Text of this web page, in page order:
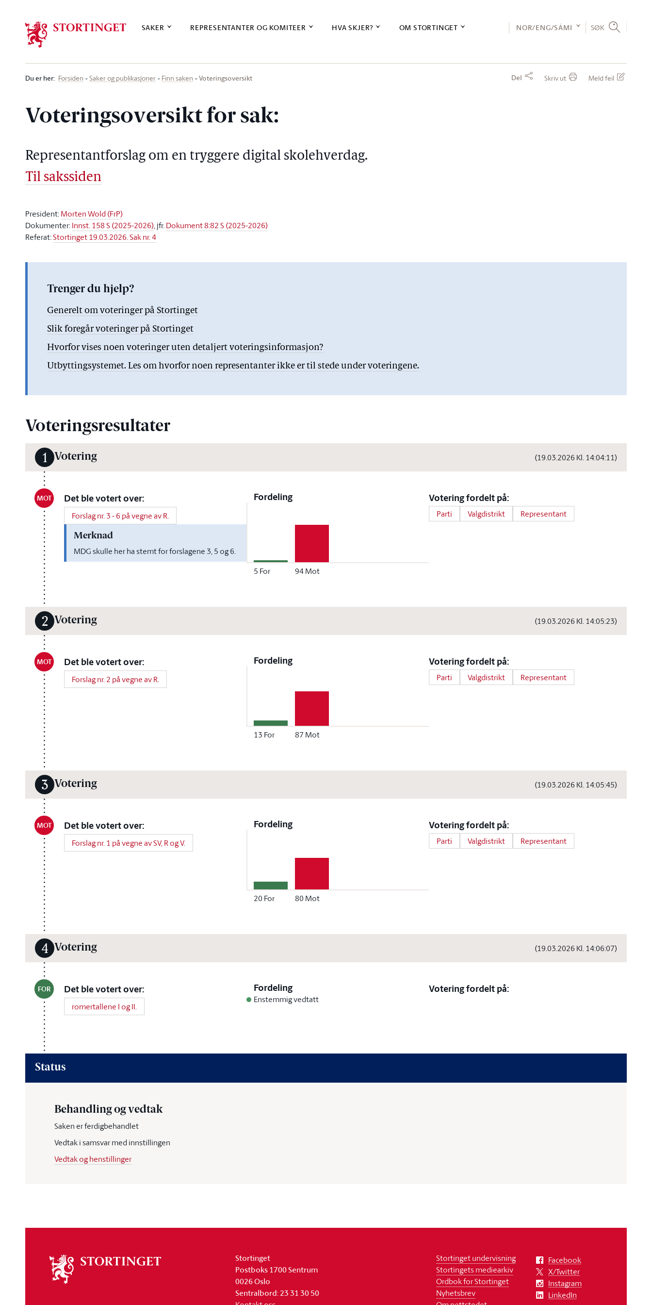
SAKER REPRESENTANTER OG KOMITEER HVA SKJER? OM STORTINGET NOR/ENG/SÁMI SØK
Du er her: Forsiden Saker og publikasjoner Finn saken Voteringsoversikt Del Skriv ut Meld feil
Voteringsoversikt for sak:
Representantforslag om en tryggere digital skolehverdag.
Til sakssiden
President:Morten Wold (FrP)
Dokumenter:Innst. 158 S (2025-2026), jfr.Dokument 8:82 S (2025-2026)
Referat:Stortinget 19.03.2026. Sak nr. 4
Trenger du hjelp?
Generelt om voteringer på Stortinget
Slik foregår voteringer på Stortinget
Hvorfor vises noen voteringer uten detaljert voteringsinformasjon?
Utbyttingsystemet. Les om hvorfor noen representanter ikke er til stede under voteringene.
Voteringsresultater
1 Votering (19.03.2026 Kl. 14:04:11)
MOT Det ble votert over:
Forslag nr. 3 - 6 på vegne av R.
Merknad
MDG skulle her ha stemt for forslagene 3, 5 og 6.
Fordeling
5 For 94Mot
Votering fordelt på:
Parti Valgdistrikt Representant
2 Votering (19.03.2026 Kl. 14:05:23)
MOT Det ble votert over:
Forslag nr. 2 på vegne av R.
Fordeling
13 For 87 Mot
Votering fordelt på:
Parti Valgdistrikt Representant
3 Votering (19.03.2026 Kl. 14:05:45)
MOT Det ble votert over:
Forslag nr. 1 på vegne av SV, R og V.
Fordeling
20 For 80 Mot
Votering fordelt på:
Parti Valgdistrikt Representant
4 Votering (19.03.2026 Kl. 14:06:07)
FOR Det ble votert over:
romertallene I og II.
Fordeling
Enstemmig vedtatt
Votering fordelt på:
Status
Behandling og vedtak
Saken er ferdigbehandlet
Vedtak i samsvar med innstillingen
Vedtak og henstillinger
stortinget
Stortinget
Postboks 1700 Sentrum
0026 Oslo
Sentralbord: 23 31 30 50
Stortinget undervisning
Stortingets mediearkiv
Ordbok for Stortinget
Nyhetsbrev
Facebook
X/Twitter
Instagram
LinkedIn